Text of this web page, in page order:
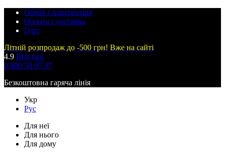
Обмін і повернення
Оплата і доставка
Гурт
Літній розпродаж до -500 грн! Вже на сайті
4.9 Відгуки
0 800 50 97 97
Безкоштовна гаряча лінія
Укр
Рус
Для неї
Для нього
Для дому